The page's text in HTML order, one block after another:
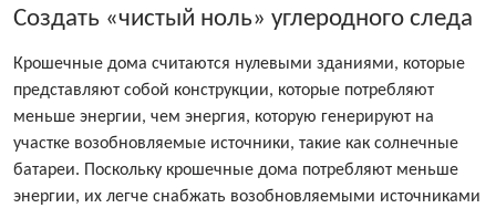
Создать «чистый ноль» углеродного следа
Крошечные дома считаются нулевыми зданиями, которые
представляют собой конструкции, которые потребляют
меньше энергии, чем энергия, которую генерируют на
участке возобновляемые источники, такие как солнечные
батареи. Поскольку крошечные дома потребляют меньше
энергии, их легче снабжать возобновляемыми источниками